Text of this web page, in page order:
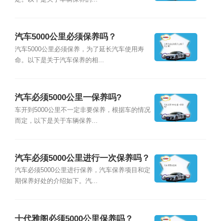
汽车5000公里必须保养吗？
汽车5000公里必须保养，为了延长汽车使用寿
命。以下是关于汽车保养的相...
汽车必须5000公里一保养吗?
车开到5000公里不一定非要保养，根据车的情况
而定，以下是关于车辆保养...
汽车必须5000公里进行一次保养吗？
汽车必须5000公里进行保养，汽车保养项目和定
期保养好处的介绍如下。汽...
十代雅阁必须5000公里保养吗？